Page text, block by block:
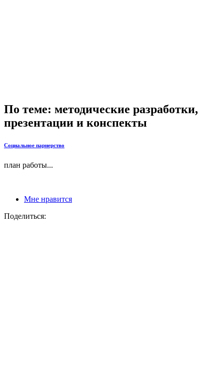
По теме: методические разработки,
презентации и конспекты
Социальное парнерство
план работы...
Мне нравится
Поделиться: